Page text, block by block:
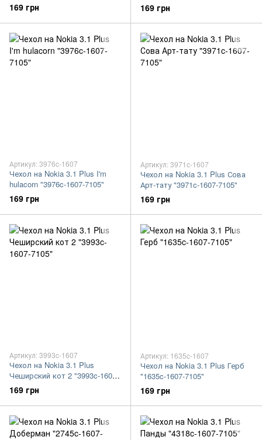
169 грн 169 грн
Артикул: 3976c-1607
Чехол на Nokia 3.1 Plus I'm
hulacorn "3976c-1607-7105"
169 грн
Артикул: 3971c-1607
Чехол на Nokia 3.1 Plus Сова
Арт-тату "3971c-1607-7105"
169 грн
Артикул: 3993c-1607
Чехол на Nokia 3.1 Plus
Чеширский кот 2 "3993c-1607-
7105"
169 грн
Артикул: 1635c-1607
Чехол на Nokia 3.1 Plus Герб
"1635c-1607-7105"
169 грн